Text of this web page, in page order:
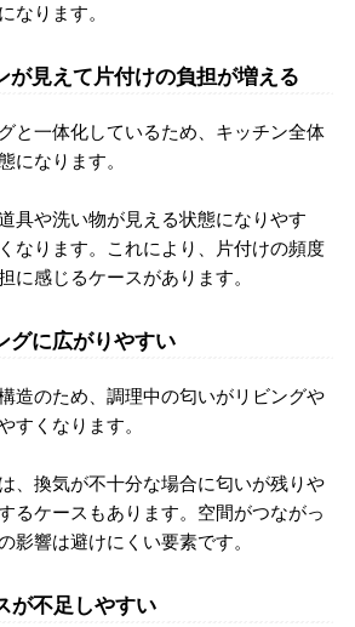
なります。
が見えて片付けの負担が増える
と一体化しているため、キッチン全体
になります。
具や洗い物が見える状態になりやす
なります。これにより、片付けの頻度
に感じるケースがあります。
グに広がりやすい
造のため、調理中の匂いがリビングや
すくなります。
、換気が不十分な場合に匂いが残りや
るケースもあります。空間がつながっ
影響は避けにくい要素です。
が不足しやすい